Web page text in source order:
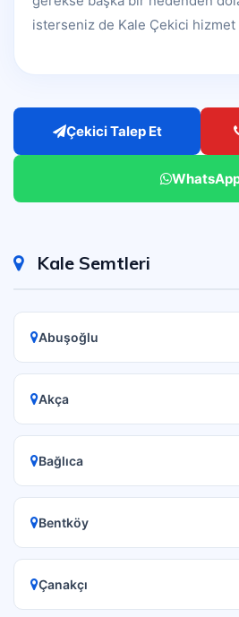
isterseniz de Kale Çekici hizmet
Çekici Talep Et
Kale Semtleri
Abuşoğlu
Akça
Bağlıca
Bentköy
Çanakçı